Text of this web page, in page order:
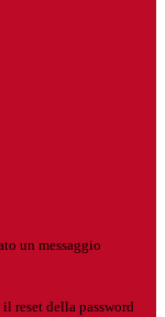
un messaggio
reset della password